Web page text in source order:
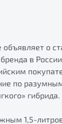
о
в
по
гибрида.
1,5-